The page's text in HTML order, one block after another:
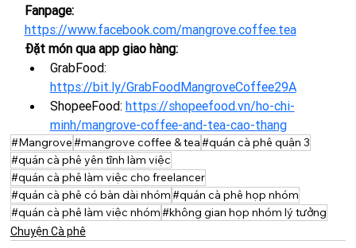
Fanpage:
https://www.facebook.com/mangrove.coffee.tea
Đặt món qua app giao hàng:
GrabFood:
https://bit.ly/GrabFoodMangroveCoffee29A
ShopeeFood: https://shopeefood.vn/ho-chi-
minh/mangrove-coffee-and-tea-cao-thang
#Mangrove#mangrove coffee & tea#quán cà phê quận 3
#quán cà phê yên tĩnh làm việc
#quán cà phê làm việc cho freelancer
#quán cà phê có bàn dài nhóm#quán cà phê họp nhóm
#quán cà phê làm việc nhóm#không gian họp nhóm lý tưởng
Chuyện Cà phê